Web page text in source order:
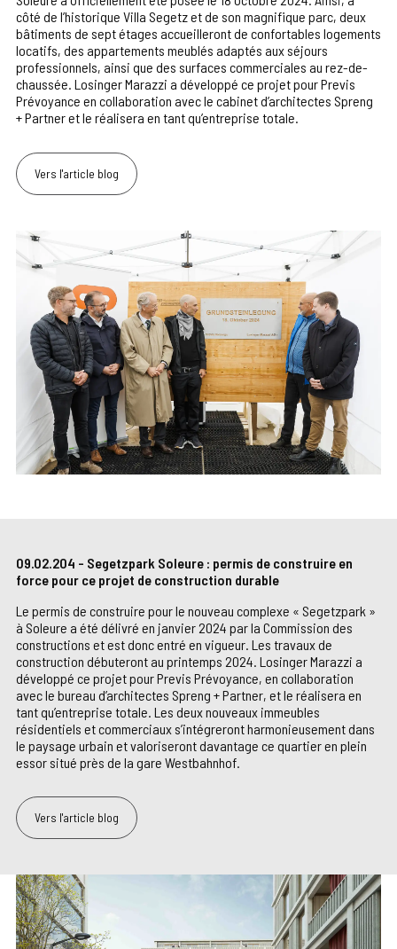
côté de l’historique Villa Segetz et de son magnifique parc, deux
bâtiments de sept étages accueilleront de confortables logements
locatifs, des appartements meublés adaptés aux séjours
professionnels, ainsi que des surfaces commerciales au rez-de-
chaussée. Losinger Marazzi a développé ce projet pour Previs
Prévoyance en collaboration avec le cabinet d’architectes Spreng
+ Partner et le réalisera en tant qu’entreprise totale.
Vers l'article blog
09.02.204 - Segetzpark Soleure : permis de construire en
force pour ce projet de construction durable
Le permis de construire pour le nouveau complexe « Segetzpark »
à Soleure a été délivré en janvier 2024 par la Commission des
constructions et est donc entré en vigueur. Les travaux de
construction débuteront au printemps 2024. Losinger Marazzi a
développé ce projet pour Previs Prévoyance, en collaboration
avec le bureau d’architectes Spreng + Partner, et le réalisera en
tant qu’entreprise totale. Les deux nouveaux immeubles
résidentiels et commerciaux s’intégreront harmonieusement dans
le paysage urbain et valoriseront davantage ce quartier en plein
essor situé près de la gare Westbahnhof.
Vers l'article blog